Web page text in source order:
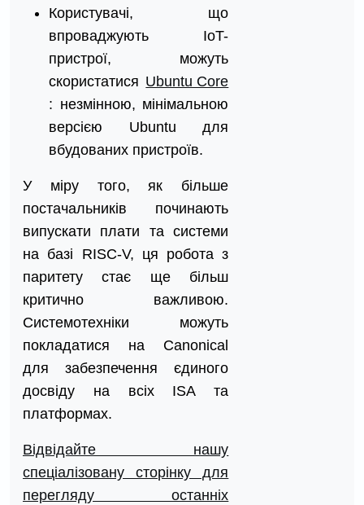
Користувачі, що
впроваджують IoT-
пристрої, можуть
скористатися Ubuntu Core
: незмінною, мінімальною
версією Ubuntu для
вбудованих пристроїв.
У міру того, як більше
постачальників починають
випускати плати та системи
на базі RISC-V, ця робота з
паритету стає ще більш
критично важливою.
Системотехніки можуть
покладатися на Canonical
для забезпечення єдиного
досвіду на всіх ISA та
платформах.
Відвідайте нашу
спеціалізовану сторінку для
перегляду останніх